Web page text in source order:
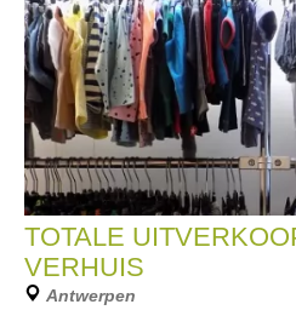
TOTALE
VERHUIS
Antwerpen